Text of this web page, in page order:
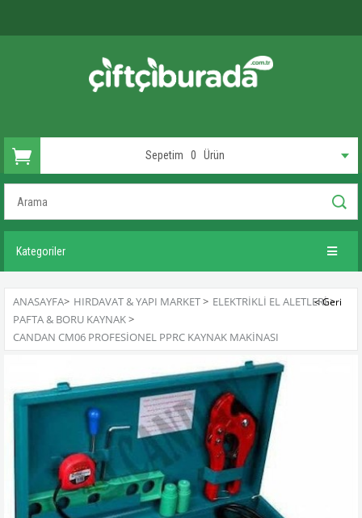
Sepetim 0 Ürün
Kategoriler
ANASAYFA> HIRDAVAT & YAPI MARKET> ELEKTRIKLI EL ALETLERI>
PAFTA & BORU KAYNAK>
CANDAN CM06 PROFESIONEL PPRC KAYNAK MAKINASI